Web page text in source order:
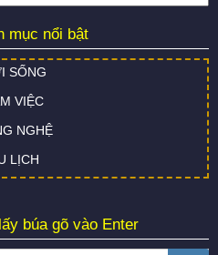
mục nổi bật
SỐNG
VIỆC
NGHỆ
LỊCH
búa gõ vào Enter